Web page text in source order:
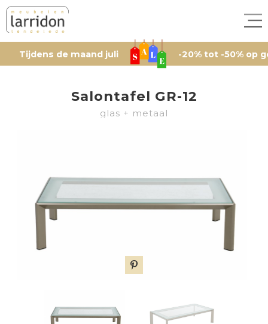
de maand juli -20% tot -50% op
Salontafel GR-12
glas + metaal